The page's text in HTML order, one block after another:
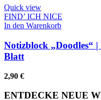
der
Quick view
FIND’ ICH NICE
In den Warenkorb
Notizblock „Doodles“
Blatt
2,90 €
ENTDECKE NEUE